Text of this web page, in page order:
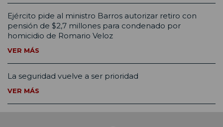
Ejército pide al ministro Barros autorizar retiro con
pensión de $2,7 millones para condenado por
homicidio de Romario Veloz
VER MÁS
La seguridad vuelve a ser prioridad
VER MÁS